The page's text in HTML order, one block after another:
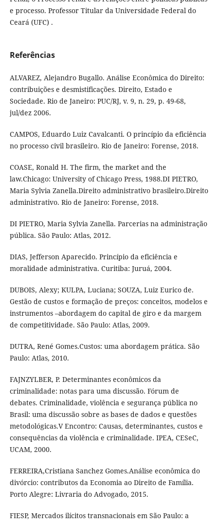
e processo. Professor Titular da Universidade Federal do
Ceará (UFC) .
Referências
ALVAREZ, Alejandro Bugallo. Análise Econômica do Direito:
contribuições e desmistificações. Direito, Estado e
Sociedade. Rio de Janeiro: PUC/RJ, v. 9, n. 29, p. 49-68,
jul/dez 2006.
CAMPOS, Eduardo Luiz Cavalcanti. O princípio da eficiência
no processo civil brasileiro. Rio de Janeiro: Forense, 2018.
COASE, Ronald H. The firm, the market and the
law.Chicago: University of Chicago Press, 1988.DI PIETRO,
Maria Sylvia Zanella.Direito administrativo brasileiro.Direito
administrativo. Rio de Janeiro: Forense, 2018.
DI PIETRO, Maria Sylvia Zanella. Parcerias na administração
pública. São Paulo: Atlas, 2012.
DIAS, Jefferson Aparecido. Princípio da eficiência e
moralidade administrativa. Curitiba: Juruá, 2004.
DUBOIS, Alexy; KULPA, Luciana; SOUZA, Luiz Eurico de.
Gestão de custos e formação de preços: conceitos, modelos e
instrumentos –abordagem do capital de giro e da margem
de competitividade. São Paulo: Atlas, 2009.
DUTRA, René Gomes.Custos: uma abordagem prática. São
Paulo: Atlas, 2010.
FAJNZYLBER, P. Determinantes econômicos da
criminalidade: notas para uma discussão. Fórum de
debates. Criminalidade, violência e segurança pública no
Brasil: uma discussão sobre as bases de dados e questões
metodológicas.V Encontro: Causas, determinantes, custos e
consequências da violência e criminalidade. IPEA, CESeC,
UCAM, 2000.
FERREIRA,Cristiana Sanchez Gomes.Análise econômica do
divórcio: contributos da Economia ao Direito de Família.
Porto Alegre: Livraria do Advogado, 2015.
FIESP, Mercados ilícitos transnacionais em São Paulo: a